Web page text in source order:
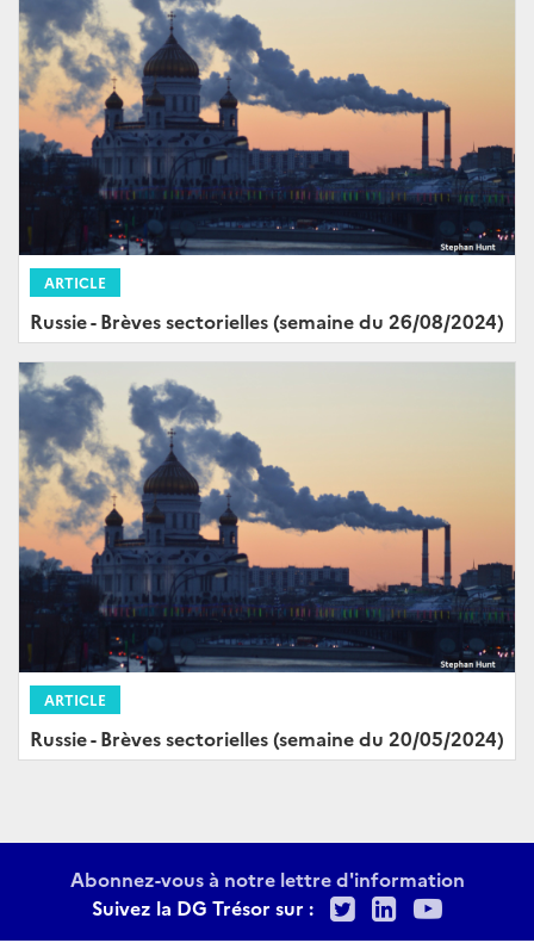
ARTICLE
Russie - Brèves sectorielles (semaine du 26/08/2024)
ARTICLE
Russie - Brèves sectorielles (semaine du 20/05/2024)
Abonnez-vous à notre lettre d'information
Suivez la DG Trésor sur :
TwitterLinkedIn